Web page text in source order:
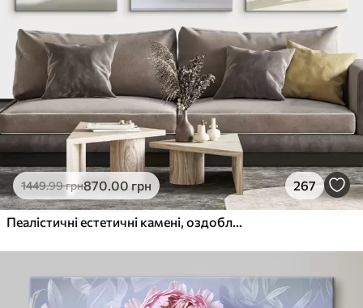
1449.99грн870.00 грн 267
Пеалістичні естетичні камені, оздоблення будинку, природне освітлення